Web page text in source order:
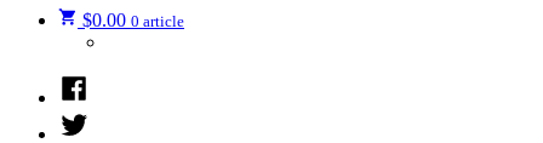
$0.00 0 article
Facebook
Twitter